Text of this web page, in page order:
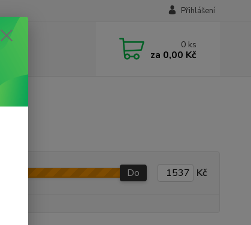
Přihlášení
0 ks
za 0,00 Kč
Do Kč